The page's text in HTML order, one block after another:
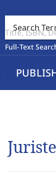
Search
Full-Text